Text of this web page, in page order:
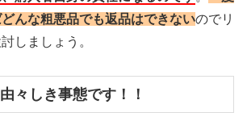
んな粗悪品でも返品はできないのでリ
しましょう。
々しき事態です！！